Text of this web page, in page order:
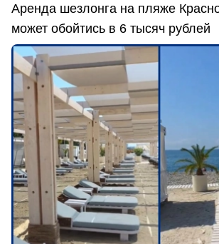
Аренда шезлонга на пляже
может обойтись в 6 тысяч рублей